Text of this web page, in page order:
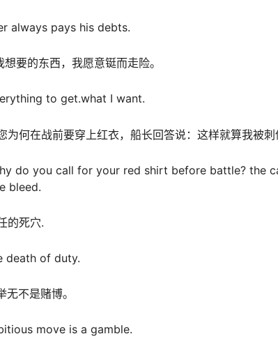
pays his debts.
要的东西，我愿意铤而走险。
to get.what I want.
何在战前要穿上红衣，船长回答说：这样就算我被刺
you call for your red shirt before battle? the
bleed.
死穴.
of duty.
不是赌博。
move is a gamble.